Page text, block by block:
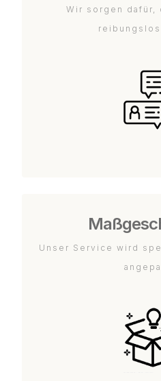
Wir sorgen dafür,
reibungslos
Unser Service wird